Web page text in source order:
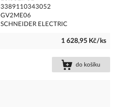
3389110343052
GV2ME06
SCHNEIDER ELECTRIC
1 628,95 Kč/ks
do košíku